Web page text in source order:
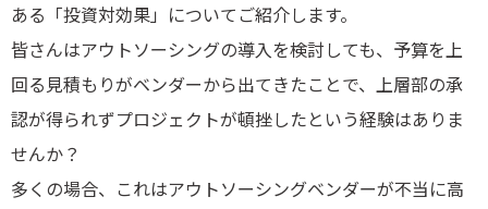
ある「投資対効果」についてご紹介します。
皆さんはアウトソーシングの導入を検討しても、予算を上
回る見積もりがベンダーから出てきたことで、上層部の承
認が得られずプロジェクトが頓挫したという経験はありま
せんか？
多くの場合、これはアウトソーシングベンダーが不当に高